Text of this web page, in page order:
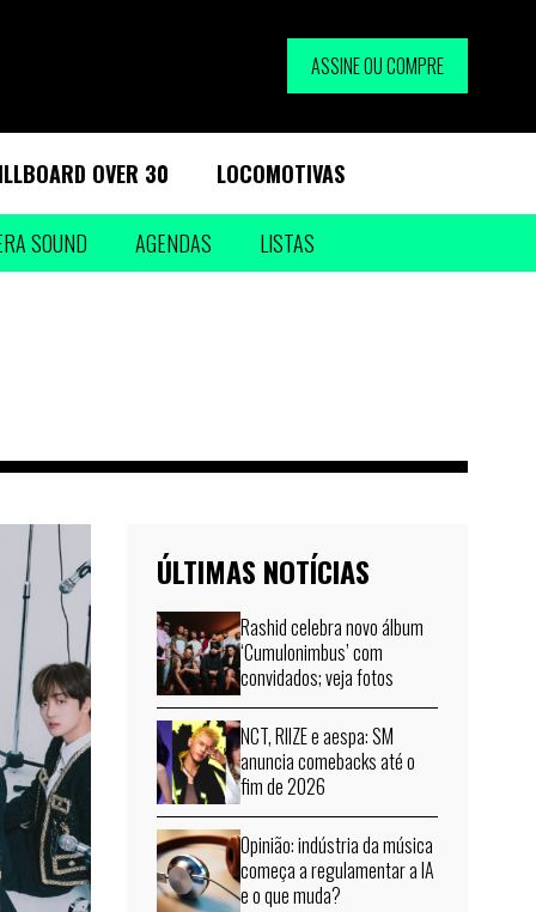
ASSINE OU COMPRE
OVER 30 LOCOMOTIVAS
SOUND AGENDAS LISTAS
ÚLTIMAS NOTÍCIAS
Rashid celebra novo álbum
‘Cumulonimbus’ com
convidados; veja fotos
NCT, RIIZE e aespa: SM
anuncia comebacks até o
fim de 2026
Opinião: indústria da música
começa a regulamentar a IA
e o que muda?